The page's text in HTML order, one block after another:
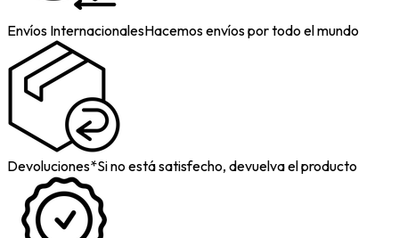
Envíos InternacionalesHacemos envíos por todo el mundo
Devoluciones*Si no está satisfecho, devuelva el producto